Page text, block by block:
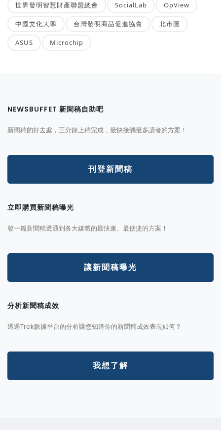
世界發明智慧財產聯盟總會 SocialLab OpView
中國文化大學 台灣發明商品促進協會 北市圖
ASUS Microchip
NEWSBUFFET 新聞稿自助吧
新聞稿的好去處，三分鐘上稿完成，最快接觸最多讀者的方案！
刊登新聞稿
立即購買新聞稿曝光
發一篇新聞稿透通到各大媒體的最快速、最便捷的方案！
讓新聞稿曝光
分析新聞稿成效
透過Trek數據平台的分析讓您知道你的新聞稿成效表現如何？
我想了解